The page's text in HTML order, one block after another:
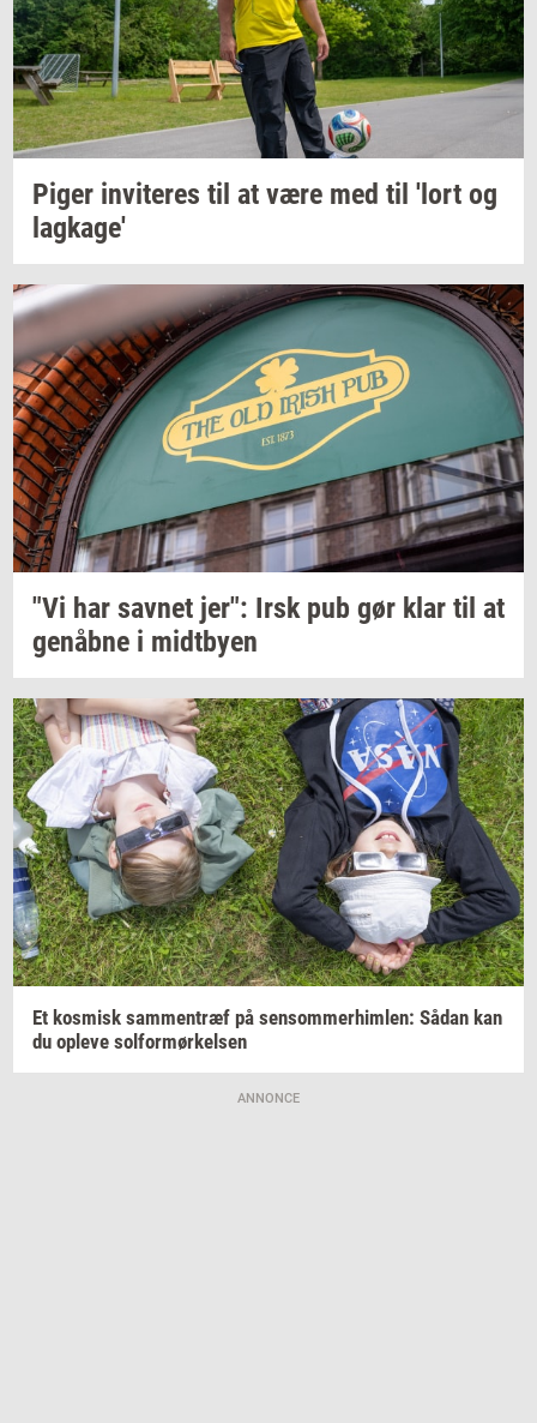
Piger in­vi­te­res til at være med til 'lort og
lag­ka­ge'
"Vi har sav­net jer": Irsk pub gør klar til at
genåb­ne i midt­by­en
Et kos­misk sam­men­træf på sen­som­mer­him­len: Sådan kan
du op­le­ve sol­for­mør­kel­sen
ANNONCE